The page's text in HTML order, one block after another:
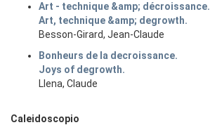
Art - technique &amp; décroissance.
Art, technique &amp; degrowth.
Besson-Girard, Jean-Claude
Bonheurs de la decroissance.
Joys of degrowth.
Llena, Claude
Caleidoscopio